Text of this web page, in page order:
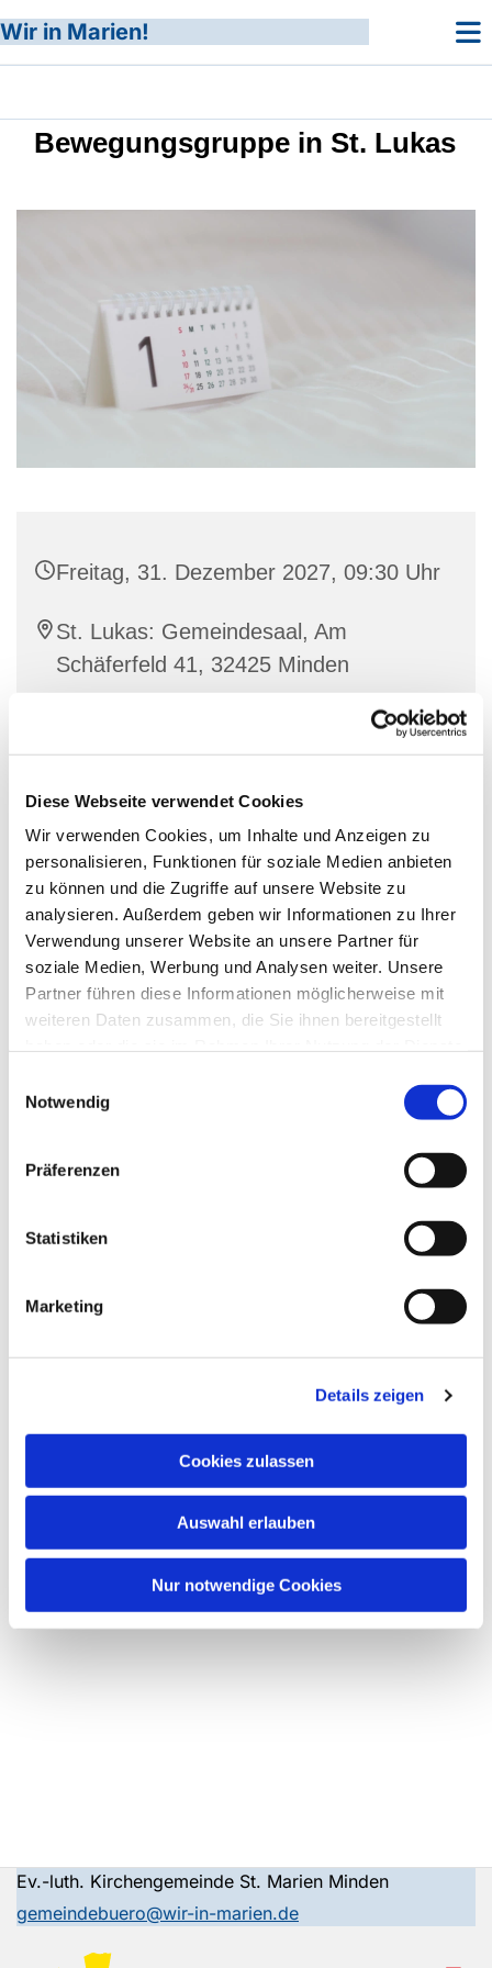
Diese Webseite verwendet Cookies
Wir verwenden Cookies, um Inhalte und Anzeigen zu
personalisieren, Funktionen für soziale Medien anbieten
zu können und die Zugriffe auf unsere Website zu
analysieren. Außerdem geben wir Informationen zu Ihrer
Verwendung unserer Website an unsere Partner für
soziale Medien, Werbung und Analysen weiter. Unsere
Partner führen diese Informationen möglicherweise mit
weiteren Daten zusammen, die Sie ihnen bereitgestellt
Notwendig
Präferenzen
Statistiken
Marketing
Details zeigen
Cookies zulassen
Auswahl erlauben
Nur notwendige Cookies
Wir in Marien!
Bewegungsgruppe in St. Lukas
Freitag, 31. Dezember 2027, 09:30 Uhr
St. Lukas: Gemeindesaal, Am
Schäferfeld 41, 32425 Minden
Ev.-luth. Kirchengemeinde St. Marien Minden
gemeindebuero@wir-in-marien.de